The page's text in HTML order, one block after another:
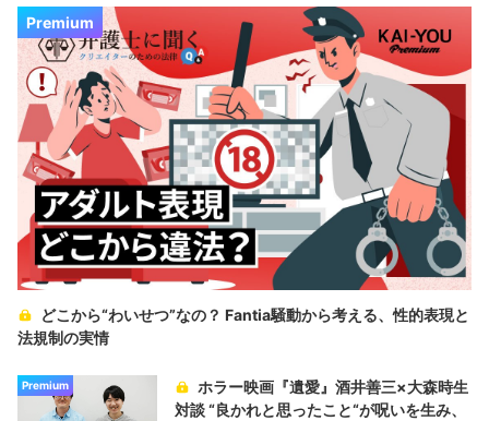
Premium
どこから“わいせつ”なの？ Fantia騒動から考える、性的表現と
法規制の実情
Premium
ホラー映画『遺愛』酒井善三×大森時生
対談 “良かれと思ったこと“が呪いを生み、